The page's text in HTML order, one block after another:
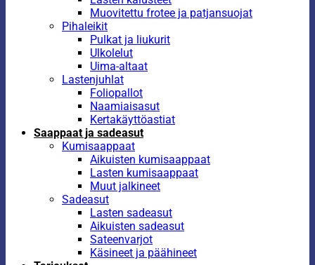
Muovitettu frotee ja patjansuojat
Pihaleikit
Pulkat ja liukurit
Ulkolelut
Uima-altaat
Lastenjuhlat
Foliopallot
Naamiaisasut
Kertakäyttöastiat
Saappaat ja sadeasut
Kumisaappaat
Aikuisten kumisaappaat
Lasten kumisaappaat
Muut jalkineet
Sadeasut
Lasten sadeasut
Aikuisten sadeasut
Sateenvarjot
Käsineet ja päähineet